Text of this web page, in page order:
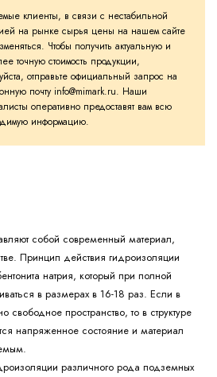
клиенты, в связи с нестабильной
на рынке сырья цены на нашем сайте
Чтобы получить актуальную и
точную стоимость продукции,
отправьте официальный запрос на
почту info@mimark.ru. Наши
оперативно предоставят вам всю
информацию.
собой современный материал,
Принцип действия гидроизоляции
натрия, который при полной
в размерах в 16-18 раз. Если в
свободное пространство, то в структуре
напряженное состояние и материал
различного рода подземных